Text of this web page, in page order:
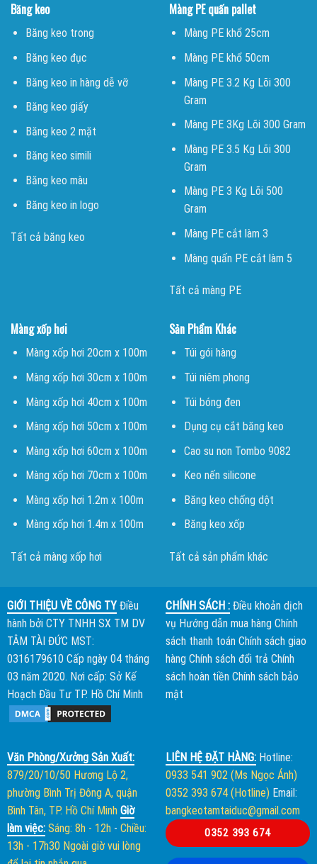
Băng keo
Băng keo trong
Băng keo đục
Băng keo in hàng dễ vỡ
Băng keo giấy
Băng keo 2 mặt
Băng keo simili
Băng keo màu
Băng keo in logo
Tất cả băng keo
Màng PE quấn pallet
Màng PE khổ 25cm
Màng PE khổ 50cm
Màng PE 3.2 Kg Lõi 300
Gram
Màng PE 3Kg Lõi 300 Gram
Màng PE 3.5 Kg Lõi 300
Gram
Màng PE 3 Kg Lõi 500
Gram
Màng PE cắt làm 3
Màng quấn PE cắt làm 5
Tất cả màng PE
Màng xốp hơi
Màng xốp hơi 20cm x 100m
Màng xốp hơi 30cm x 100m
Màng xốp hơi 40cm x 100m
Màng xốp hơi 50cm x 100m
Màng xốp hơi 60cm x 100m
Màng xốp hơi 70cm x 100m
Màng xốp hơi 1.2m x 100m
Màng xốp hơi 1.4m x 100m
Tất cả màng xốp hơi
Sản Phẩm Khác
Túi gói hàng
Túi niêm phong
Túi bóng đen
Dụng cụ cắt băng keo
Cao su non Tombo 9082
Keo nến silicone
Băng keo chống dột
Băng keo xốp
Tất cả sản phẩm khác
GIỚI THIỆU VỀ CÔNG TYĐiều
hành bởi CTY TNHH SX TM DV
TÂM TÀI ĐỨC MST:
0316179610 Cấp ngày 04 tháng
03 năm 2020. Nơi cấp: Sở Kế
Hoạch Đầu Tư TP. Hồ Chí Minh
CHÍNH SÁCH : Điều khoản dịch
vụ Hướng dẫn mua hàng Chính
sách thanh toán Chính sách giao
hàng Chính sách đổi trả Chính
sách hoàn tiền Chính sách bảo
mật
Văn Phòng/Xưởng Sản Xuất:
879/20/10/50 Hương Lộ 2,
phường Bình Trị Đông A, quận
Bình Tân, TP. Hồ Chí Minh Giờ
làm việc: Sáng: 8h - 12h- Chiều:
13h - 17h30 Ngoài giờ vui lòng
LIÊN HỆ ĐẶT HÀNG:Hotline:
0933 541 902 (Ms Ngọc Ánh)
0352 393 674 (Hotline) Email:
bangkeotamtaiduc@gmail.com
0352 393 674